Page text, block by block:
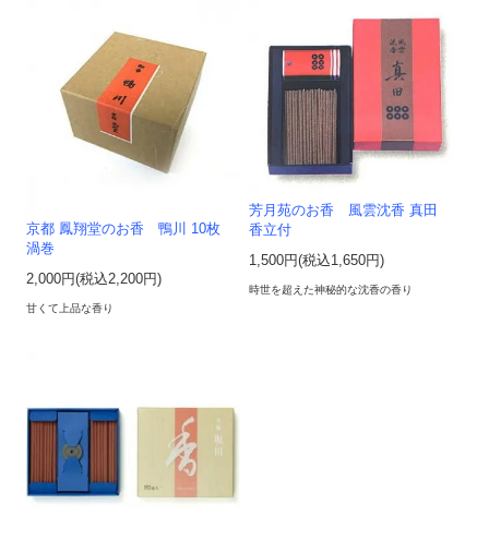
京都 鳳翔堂のお香 鴨川 10枚
渦巻
2,000円(税込2,200円)
甘くて上品な香り
芳月苑のお香 風雲沈香 真田
香立付
1,500円(税込1,650円)
時世を超えた神秘的な沈香の香り